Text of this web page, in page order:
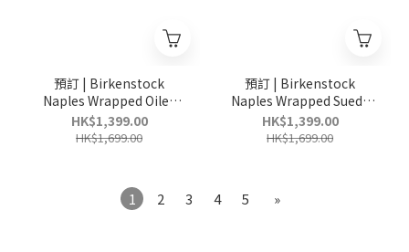
預訂 | Birkenstock
Naples Wrapped Oiled
Leather (Regular Fit)
HK$1,399.00
HK$1,699.00
預訂 | Birkenstock
Naples Wrapped Suede
Leather (Regular Fit)
HK$1,399.00
HK$1,699.00
1 2 3 4 5 »